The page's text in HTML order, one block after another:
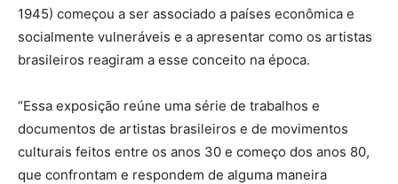
1945) começou a ser associado a países econômica e
socialmente vulneráveis e a apresentar como os artistas
brasileiros reagiram a esse conceito na época.
“Essa exposição reúne uma série de trabalhos e
documentos de artistas brasileiros e de movimentos
culturais feitos entre os anos 30 e começo dos anos 80,
que confrontam e respondem de alguma maneira